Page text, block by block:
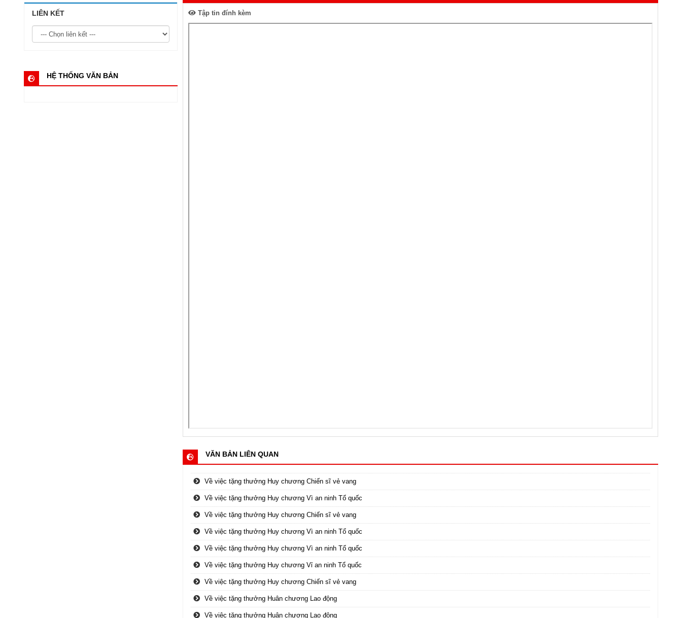
Tập tin đính kèm
VĂN BẢN LIÊN QUAN
Về việc tặng thưởng Huy chương Chiến sĩ vẻ vang
Về việc tặng thưởng Huy chương Vì an ninh Tổ quốc
Về việc tặng thưởng Huy chương Chiến sĩ vẻ vang
Về việc tặng thưởng Huy chương Vì an ninh Tổ quốc
Về việc tặng thưởng Huy chương Vì an ninh Tổ quốc
Về việc tặng thưởng Huy chương Vỉ an ninh Tổ quốc
Về việc tặng thưởng Huy chương Chiến sĩ vẻ vang
Về việc tặng thưởng Huân chương Lao động
Về việc tặng thưởng Huân chương Lao động
LIÊN KẾT
HỆ THỐNG VĂN BẢN